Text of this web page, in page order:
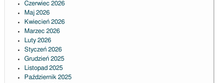
Czerwiec 2026
Maj 2026
Kwiecień 2026
Marzec 2026
Luty 2026
Styczeń 2026
Grudzień 2025
Listopad 2025
Październik 2025